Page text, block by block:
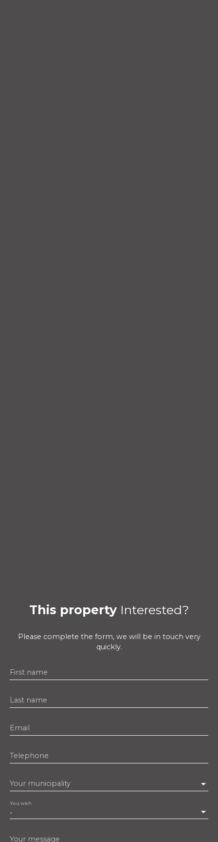
This property Interested?
Please complete the form, we will be in touch very
quickly.
First name
Last name
Email
Telephone
Your municipality
-
You wish
Your message